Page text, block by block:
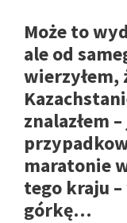
Może to
ale od
wierzyłem,
znalazłem
maratonie
tego kraju –
górkę…